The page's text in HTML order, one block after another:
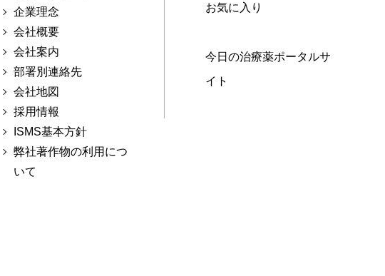
企業理念
会社概要
会社案内
部署別連絡先
会社地図
採用情報
ISMS基本方針
弊社著作物の利用につ
いて
お気に入り
今日の治療薬ポータルサ
イト